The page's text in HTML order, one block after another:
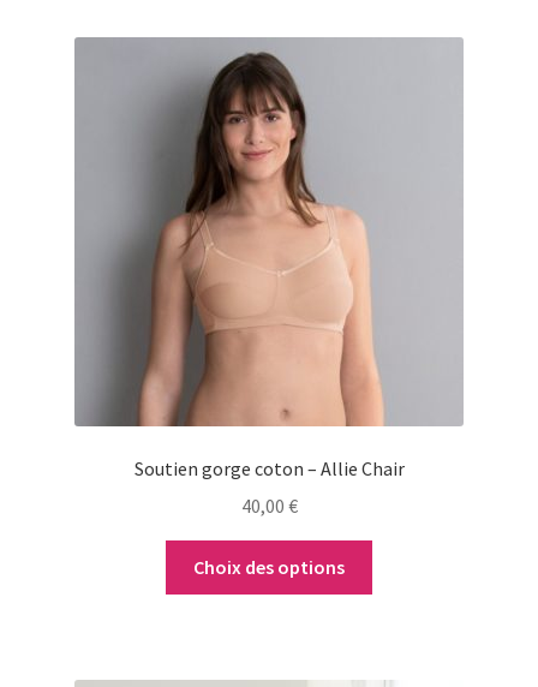
Soutien gorge coton – Allie Chair
40,00 €
Choix des options
Ce
produit
a
plusieurs
variations.
Les
options
peuvent
choisies
page
produit